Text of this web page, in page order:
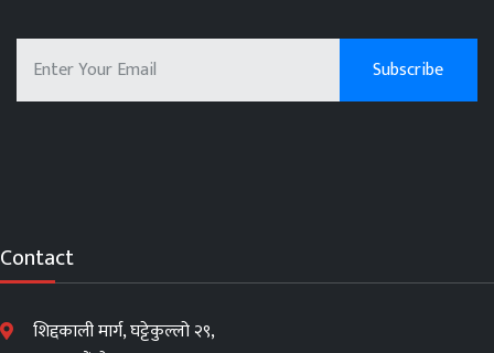
Contact
शिद्दकाली मार्ग, घट्टेकुल्लो २९,